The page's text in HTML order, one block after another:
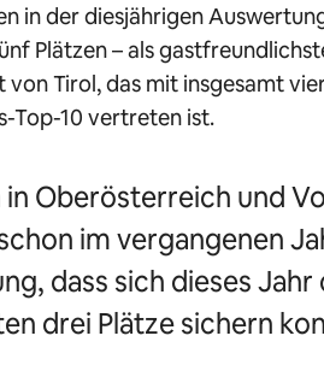
in der diesjährigen
Plätzen – als
Tirol, das mit insgesamt
Top-10 vertreten ist.
Oberösterreich und
im vergangenen
dass sich dieses
drei Plätze sichern